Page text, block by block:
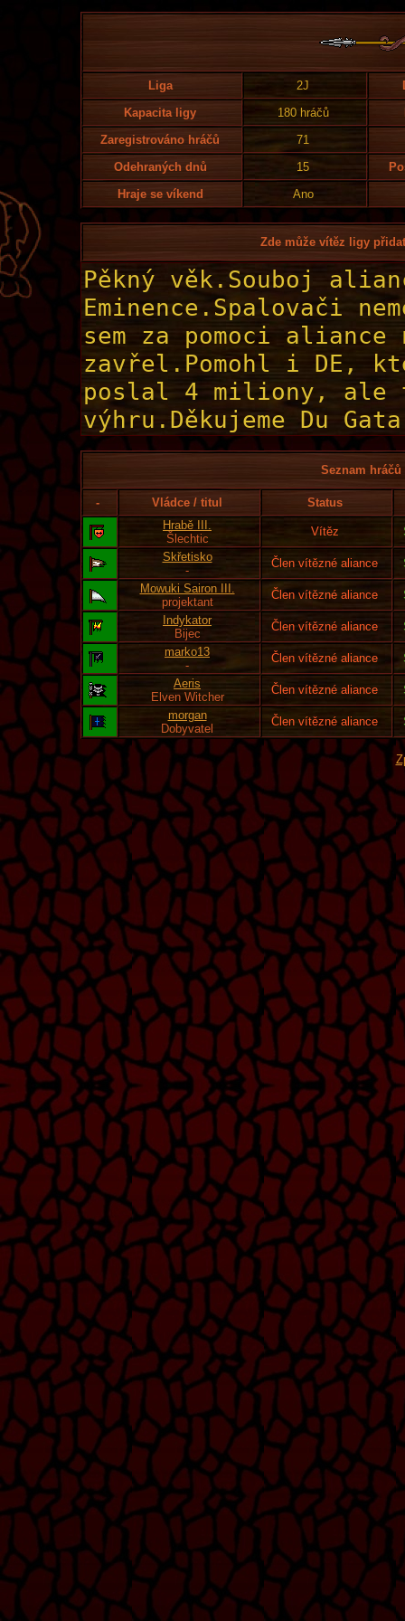
Liga 2J
Kapacita ligy
180 hráčů
Zaregistrováno hráčů
71
Odehraných dnů
15
Hraje se víkend
Ano
Zde může vítěz ligy
Seznam
- Vládce / titul
Status
Hrabě III.
Šlechtic
Vítěz
Skřetisko
-
Člen vítězné aliance
Mowuki Sairon III.
projektant
Člen vítězné aliance
Indykator
Bijec
Člen vítězné aliance
marko13
-
Člen vítězné aliance
Aeris
Elven Witcher
Člen vítězné aliance
morgan
Dobyvatel
Člen vítězné aliance